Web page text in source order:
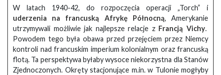
W latach 1940-42, do rozpoczęcia operacji „Torch” i
uderzenia na francuską Afrykę Północną, Amerykanie
utrzymywali możliwie jak najlepsze relacje z Francją Vichy.
Powodem tego była obawa przed przejęciem przez Niemcy
kontroli nad francuskim imperium kolonialnym oraz francuską
flotą. Ta perspektywa byłaby wysoce niekorzystna dla Stanów
Zjednoczonych. Okręty stacjonujące m.in. w Tulonie mogłyby